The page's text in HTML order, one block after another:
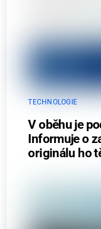
TECHNOLOGIE
V oběhu je
Informuje o
originálu ho